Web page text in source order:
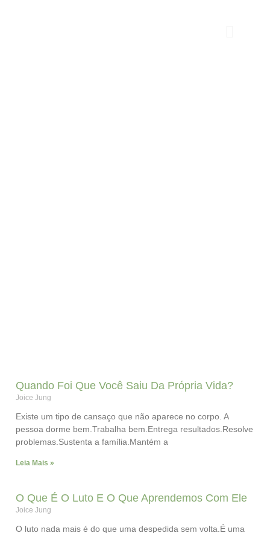
Quando Foi Que Você Saiu Da Própria Vida?
Joice Jung
Existe um tipo de cansaço que não aparece no corpo. A
pessoa dorme bem.Trabalha bem.Entrega resultados.Resolve
problemas.Sustenta a família.Mantém a
Leia Mais »
O Que É O Luto E O Que Aprendemos Com Ele
Joice Jung
O luto nada mais é do que uma despedida sem volta.É uma